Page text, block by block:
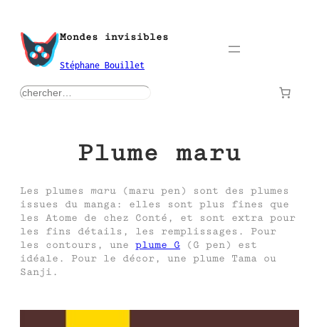
contenu
Mondes invisibles
Stéphane Bouillet
rechercher
Plume maru
Les plumes maru (maru pen) sont des plumes
issues du manga: elles sont plus fines que
les Atome de chez Conté, et sont extra pour
les fins détails, les remplissages. Pour
les contours, une plume G (G pen) est
idéale. Pour le décor, une plume Tama ou
Sanji.